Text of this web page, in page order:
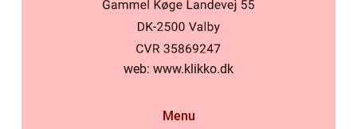
web: www.klikko.dk
Menu